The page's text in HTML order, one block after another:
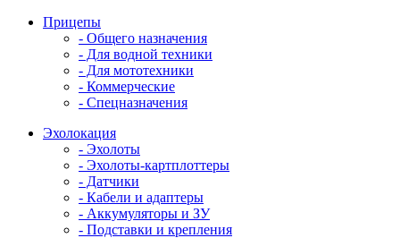
Прицепы
- Общего назначения
- Для водной техники
- Для мототехники
- Коммерческие
- Спецназначения
Эхолокация
- Эхолоты
- Эхолоты-картплоттеры
- Датчики
- Кабели и адаптеры
- Аккумуляторы и ЗУ
- Подставки и крепления